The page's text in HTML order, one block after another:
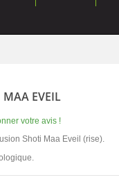
EVEIL
votre avis !
Shoti Maa Eveil (rise).